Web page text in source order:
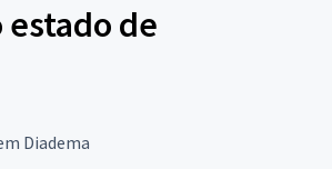
estado de
Diadema